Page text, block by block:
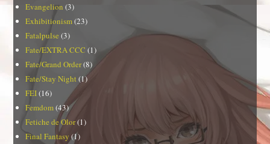
Evangelion (3)
Exhibitionism(23)
Fatalpulse (3)
Fate/EXTRA CCC (1)
Fate/Grand Order(8)
Fate/Stay Night (1)
FEI(16)
Femdom(43)
Fetiche de Olor(1)
Final Fantasy (1)